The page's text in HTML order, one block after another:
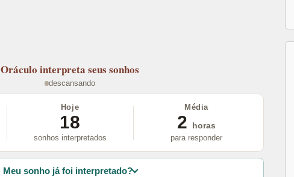
Oráculo interpreta seus sonhos
descansando
Hoje
18
sonhos interpretados
Média
2
horas
para responder
Meu sonho já foi interpretado?